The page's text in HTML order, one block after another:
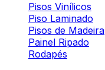
Pisos Vinílicos
Piso Laminado
Pisos de Madeira
Painel Ripado
Rodapés